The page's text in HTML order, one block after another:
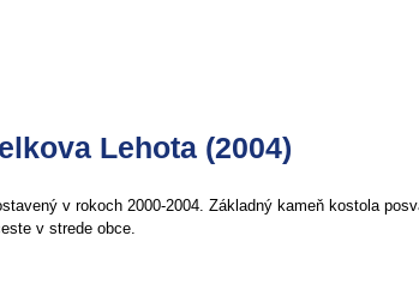
Lehota (2004)
v rokoch 2000-2004. Základný kameň kostola
v strede obce.